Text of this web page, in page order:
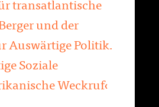
transatlantische
und der
Auswärtige Politik.
Soziale
Weckruf‹